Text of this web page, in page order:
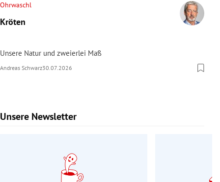
Ohrwaschl
Kröten
Unsere Natur und zweierlei Maß
Andreas Schwarz30.07.2026
Unsere Newsletter
Slide 1 von 9